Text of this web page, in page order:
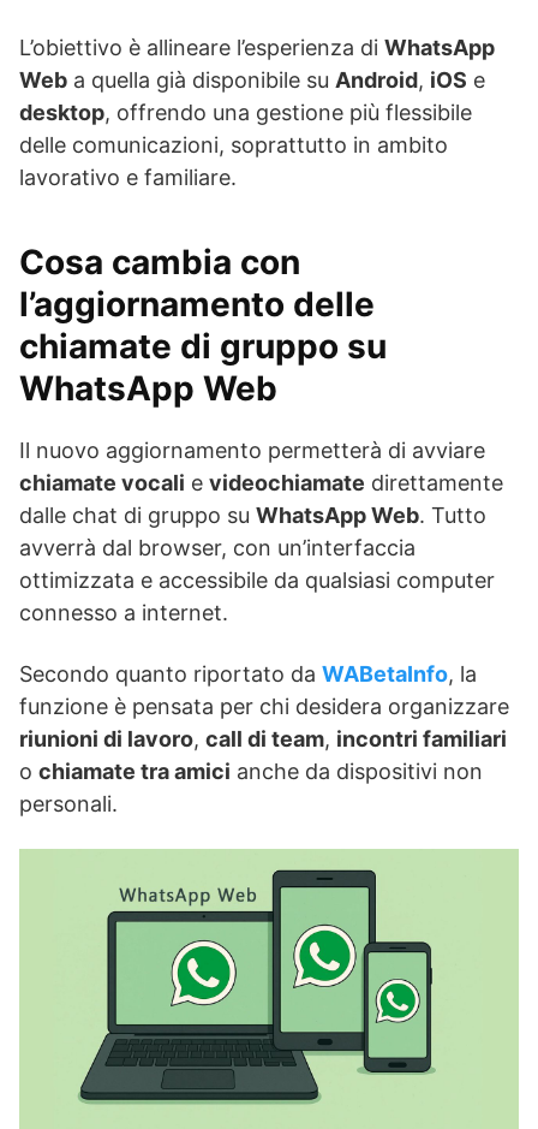
L’obiettivo è allineare l’esperienza di WhatsApp
Web a quella già disponibile su Android, iOS e
desktop, offrendo una gestione più flessibile
delle comunicazioni, soprattutto in ambito
lavorativo e familiare.
Cosa cambia con
l’aggiornamento delle
chiamate di gruppo su
WhatsApp Web
Il nuovo aggiornamento permetterà di avviare
chiamate vocali e videochiamate direttamente
dalle chat di gruppo su WhatsApp Web. Tutto
avverrà dal browser, con un’interfaccia
ottimizzata e accessibile da qualsiasi computer
connesso a internet.
Secondo quanto riportato da WABetaInfo, la
funzione è pensata per chi desidera organizzare
riunioni di lavoro, call di team, incontri familiari
o chiamate tra amici anche da dispositivi non
personali.